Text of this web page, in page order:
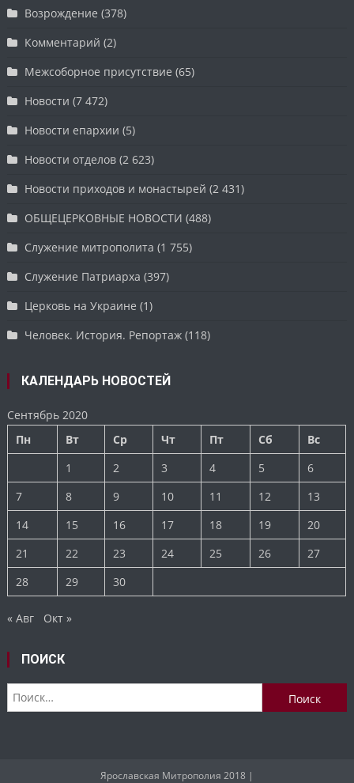
Возрождение (378)
Комментарий (2)
Межсоборное присутствие (65)
Новости (7 472)
Новости епархии (5)
Новости отделов (2 623)
Новости приходов и монастырей (2 431)
ОБЩЕЦЕРКОВНЫЕ НОВОСТИ (488)
Служение митрополита (1 755)
Служение Патриарха (397)
Церковь на Украине (1)
Человек. История. Репортаж (118)
КАЛЕНДАРЬ НОВОСТЕЙ
Сентябрь 2020
Пн
Вт Ср Чт Пт Сб
Вс
1
2 3 4 5
6
7
8 9 10 11 12
13
14
15 16 17 18 19
20
21
22 23 24 25 26
27
28
29 30
« Авг Окт »
ПОИСК
Найти:
Ярославская Митрополия 2018 |